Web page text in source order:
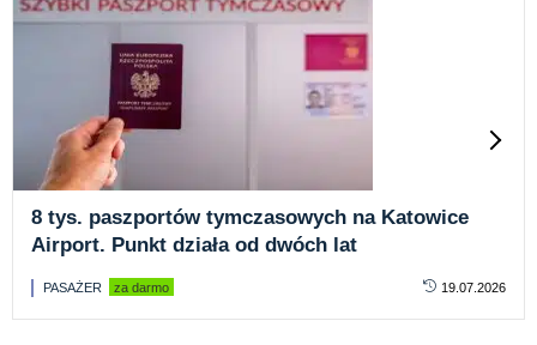
8 tys. paszportów tymczasowych na Katowice
Airport. Punkt działa od dwóch lat
PASAŻER za darmo 19.07.2026